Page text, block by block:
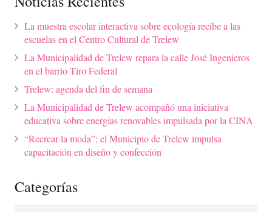
La muestra escolar interactiva sobre ecología recibe a las
escuelas en el Centro Cultural de Trelew
La Municipalidad de Trelew repara la calle José Ingenieros
en el barrio Tiro Federal
Trelew: agenda del fin de semana
La Municipalidad de Trelew acompañó una iniciativa
educativa sobre energías renovables impulsada por la CINA
“Recrear la moda”: el Municipio de Trelew impulsa
capacitación en diseño y confección
Categorías